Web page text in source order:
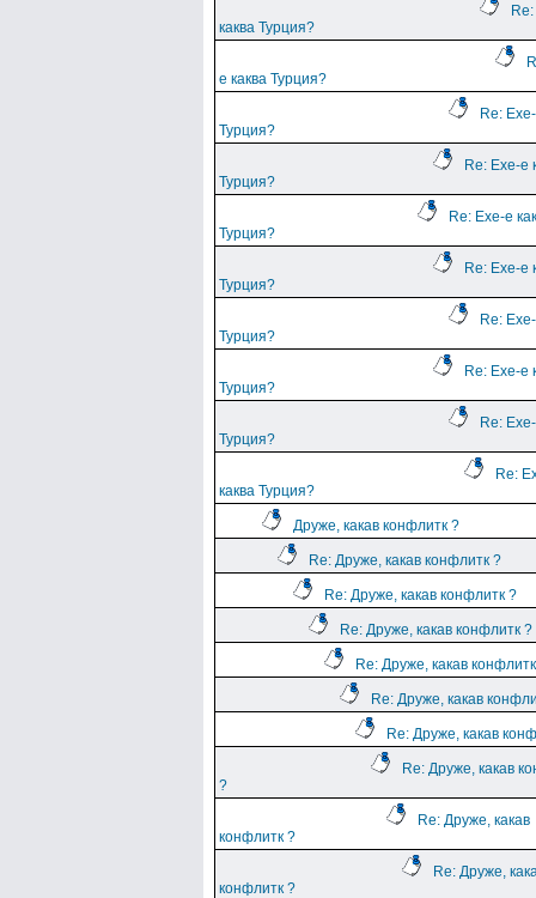
каква Турция?
е каква Турция?
Re:
Турция?
Re: Ехе-е
Турция?
Re: Ехе-е
Турция?
Re: Ехе-е
Турция?
Re:
Турция?
Re: Ехе-е
Турция?
Re:
Турция?
Re:
каква Турция?
Друже, какав конфлитк ?
Re: Друже, какав конфлитк ?
Re: Друже, какав конфлитк ?
Re: Друже, какав конфлитк ?
Re: Друже, какав
Re: Друже, какав
Re: Друже, какав
Re: Друже, какав
?
Re: Друже, какав
конфлитк ?
Re: Друже,
конфлитк ?